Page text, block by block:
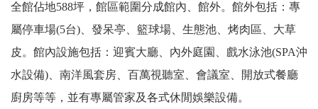
全館佔地588坪，館區範圍分成館內、館外。館外包括：專
屬停車場(5台)、發呆亭、籃球場、生態池、烤肉區、大草
皮。館內設施包括：迎賓大廳、內外庭園、戲水泳池(SPA沖
水設備)、南洋風套房、百萬視聽室、會議室、開放式餐廳
廚房等等，並有專屬管家及各式休閒娛樂設備。